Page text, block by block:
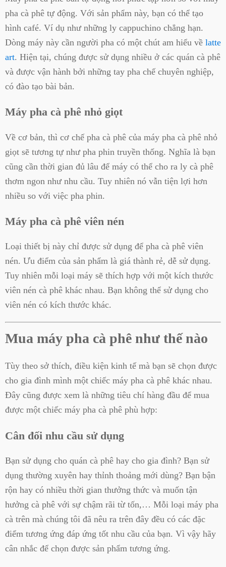
pha cà phê tự động. Với sản phẩm này, bạn có thể tạo
hình café. Ví dụ như những ly cappuchino chẳng hạn.
Dòng máy này cần người pha có một chút am hiểu về latte
art. Hiện tại, chúng được sử dụng nhiều ở các quán cà phê
và được vận hành bởi những tay pha chế chuyên nghiệp,
có đào tạo bài bản.
Máy pha cà phê nhỏ giọt
Về cơ bản, thì cơ chế pha cà phê của máy pha cà phê nhỏ
giọt sẽ tương tự như pha phin truyền thống. Nghĩa là bạn
cũng cần thời gian đủ lâu để máy có thể cho ra ly cà phê
thơm ngon như nhu cầu. Tuy nhiên nó vẫn tiện lợi hơn
nhiều so với việc pha phin.
Máy pha cà phê viên nén
Loại thiết bị này chỉ được sử dụng để pha cà phê viên
nén. Ưu điểm của sản phẩm là giá thành rẻ, dễ sử dụng.
Tuy nhiên mỗi loại máy sẽ thích hợp với một kích thước
viên nén cà phê khác nhau. Bạn không thể sử dụng cho
viên nén có kích thước khác.
Mua máy pha cà phê như thế nào
Tùy theo sở thích, điều kiện kinh tế mà bạn sẽ chọn được
cho gia đình mình một chiếc máy pha cà phê khác nhau.
Đây cũng được xem là những tiêu chí hàng đầu để mua
được một chiếc máy pha cà phê phù hợp:
Cân đối nhu cầu sử dụng
Bạn sử dụng cho quán cà phê hay cho gia đình? Bạn sử
dụng thường xuyên hay thỉnh thoảng mới dùng? Bạn bận
rộn hay có nhiều thời gian thưởng thức và muốn tận
hưởng cà phê với sự chậm rãi từ tốn,… Mỗi loại máy pha
cà trên mà chúng tôi đã nêu ra trên đây đều có các đặc
điểm tương ứng đáp ứng tốt nhu cầu của bạn. Vì vậy hãy
cân nhắc để chọn được sản phẩm tương ứng.